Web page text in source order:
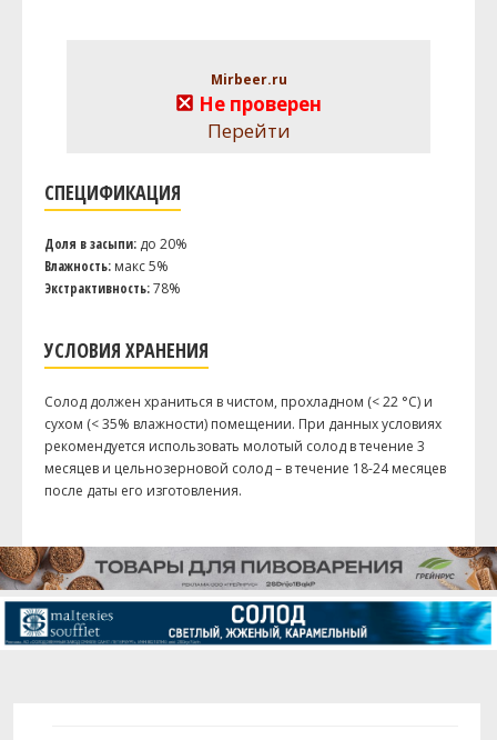
Mirbeer.ru
Не проверен
Перейти
СПЕЦИФИКАЦИЯ
Доля в засыпи: до 20%
Влажность: макс 5%
Экстрактивность:78%
УСЛОВИЯ ХРАНЕНИЯ
Солод должен храниться в чистом, прохладном (< 22 °C) и
сухом (< 35% влажности) помещении. При данных условиях
рекомендуется использовать молотый солод в течение 3
месяцев и цельнозерновой солод – в течение 18-24 месяцев
после даты его изготовления.